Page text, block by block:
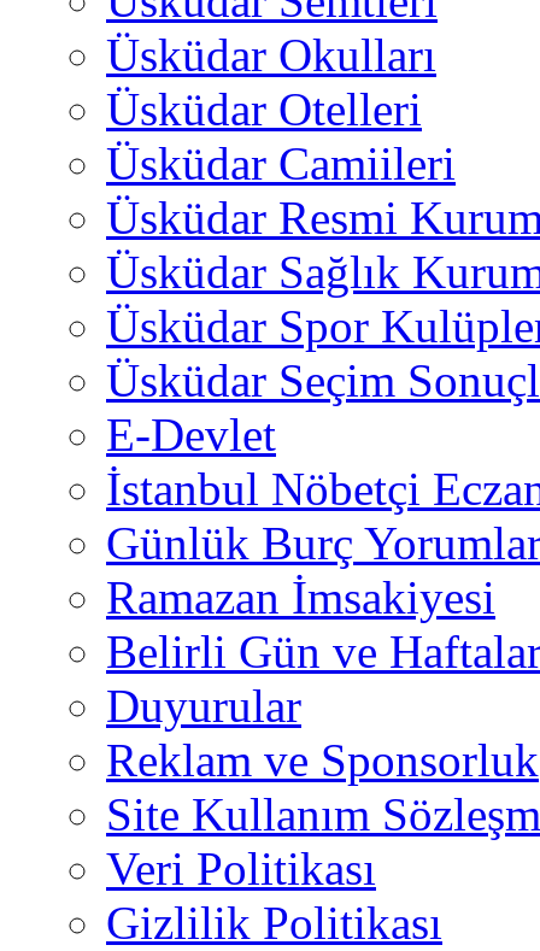
Üsküdar Okulları
Üsküdar Otelleri
Üsküdar Camiileri
Üsküdar Resmi
Üsküdar Sağlık
Üsküdar Spor
Üsküdar Seçim
E-Devlet
İstanbul Nöbetçi
Günlük Burç
Ramazan İmsakiyesi
Belirli Gün ve
Duyurular
Reklam ve Sponsorluk
Site Kullanım
Veri Politikası
Gizlilik Politikası